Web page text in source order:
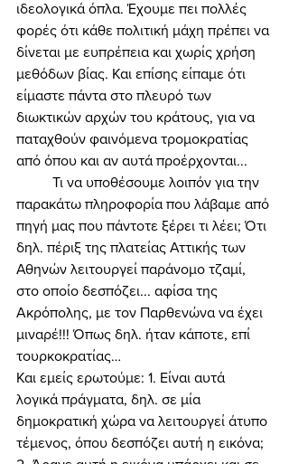
ιδεολογικά όπλα. Έχουμε πει πολλές
φορές ότι κάθε πολιτική μάχη πρέπει να
δίνεται με ευπρέπεια και χωρίς χρήση
μεθόδων βίας. Και επίσης είπαμε ότι
είμαστε πάντα στο πλευρό των
διωκτικών αρχών του κράτους, για να
παταχθούν φαινόμενα τρομοκρατίας
από όπου και αν αυτά προέρχονται...
παρακάτω πληροφορία που λάβαμε από
πηγή μας που πάντοτε ξέρει τι λέει; Ότι
δηλ. πέριξ της πλατείας Αττικής των
Αθηνών λειτουργεί παράνομο τζαμί,
στο οποίο δεσπόζει... αφίσα της
Ακρόπολης, με τον Παρθενώνα να έχει
μιναρέ!!! Όπως δηλ. ήταν κάποτε, επί
τουρκοκρατίας…
Και εμείς ερωτούμε: 1. Είναι αυτά
λογικά πράγματα, δηλ. σε μία
δημοκρατική χώρα να λειτουργεί άτυπο
τέμενος, όπου δεσπόζει αυτή η εικόνα;